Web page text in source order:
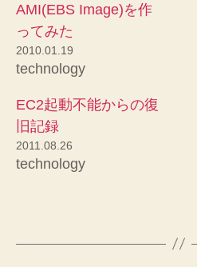
AMI(EBS Image)を作
ってみた
2010.01.19
technology
EC2起動不能からの復
旧記録
2011.08.26
technology